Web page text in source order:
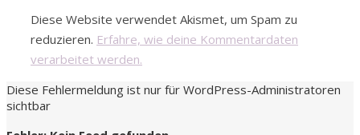
Diese Website verwendet Akismet, um Spam zu
reduzieren. Erfahre, wie deine Kommentardaten
verarbeitet werden.
Diese Fehlermeldung ist nur für WordPress-Administratoren
sichtbar